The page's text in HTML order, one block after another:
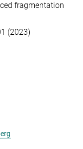
fragmentation
(2023)